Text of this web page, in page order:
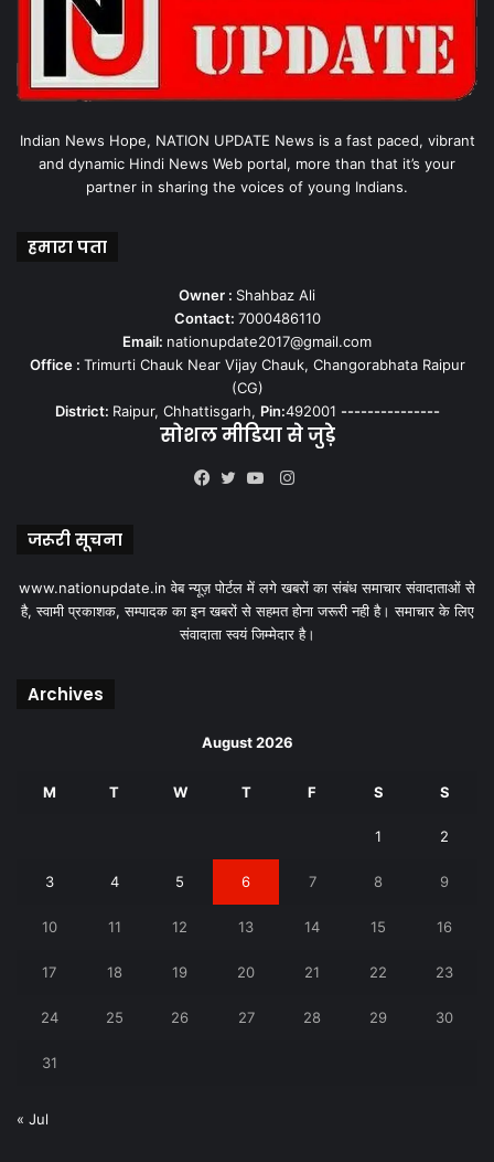
Indian News Hope, NATION UPDATE News is a fast paced, vibrant
and dynamic Hindi News Web portal, more than that it’s your
partner in sharing the voices of young Indians.
हमारा पता
Owner : Shahbaz Ali
Contact: 7000486110
Email: nationupdate2017@gmail.com
Office : Trimurti Chauk Near Vijay Chauk, Changorabhata Raipur
(CG)
District: Raipur, Chhattisgarh, Pin:492001 ---------------
सोशल मीडिया से जुड़े
Instagram
जरूरी सूचना
www.nationupdate.in वेब न्यूज़ पोर्टल में लगे खबरों का संबंध समाचार संवादाताओं से
है, स्वामी प्रकाशक, सम्पादक का इन खबरों से सहमत होना जरूरी नही है। समाचार के लिए
संवादाता स्वयं जिम्मेदार है।
Archives
August 2026
M T W T F S S
1 2
3 4 5 6 7 8 9
10 11 12 13 14 15 16
17 18 19 20 21 22 23
24 25 26 27 28 29 30
31
« Jul